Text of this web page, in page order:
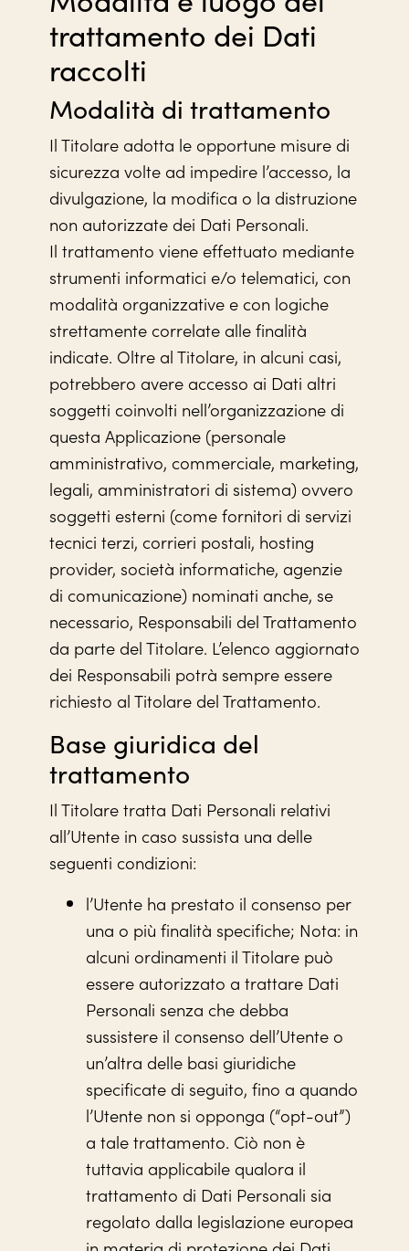
trattamento dei Dati
raccolti
Modalità di trattamento
Il Titolare adotta le opportune misure di
sicurezza volte ad impedire l’accesso, la
divulgazione, la modifica o la distruzione
non autorizzate dei Dati Personali.
Il trattamento viene effettuato mediante
strumenti informatici e/o telematici, con
modalità organizzative e con logiche
strettamente correlate alle finalità
indicate. Oltre al Titolare, in alcuni casi,
potrebbero avere accesso ai Dati altri
soggetti coinvolti nell’organizzazione di
questa Applicazione (personale
amministrativo, commerciale, marketing,
legali, amministratori di sistema) ovvero
soggetti esterni (come fornitori di servizi
tecnici terzi, corrieri postali, hosting
provider, società informatiche, agenzie
di comunicazione) nominati anche, se
necessario, Responsabili del Trattamento
da parte del Titolare. L’elenco aggiornato
dei Responsabili potrà sempre essere
richiesto al Titolare del Trattamento.
Base giuridica del
trattamento
Il Titolare tratta Dati Personali relativi
all’Utente in caso sussista una delle
seguenti condizioni:
l’Utente ha prestato il consenso per
una o più finalità specifiche; Nota: in
alcuni ordinamenti il Titolare può
essere autorizzato a trattare Dati
Personali senza che debba
sussistere il consenso dell’Utente o
un’altra delle basi giuridiche
specificate di seguito, fino a quando
l’Utente non si opponga (“opt-out”)
a tale trattamento. Ciò non è
tuttavia applicabile qualora il
trattamento di Dati Personali sia
regolato dalla legislazione europea